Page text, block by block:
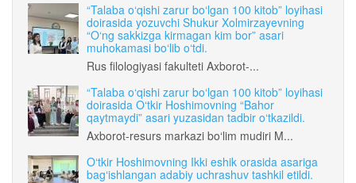
“Talaba o‘qishi zarur bo‘lgan 100 kitob” loyihasi
doirasida yozuvchi Shukur Xolmirzayevning
“O‘ng sakkizga kirmagan kim bor” asari
muhokamasi bo‘lib o‘tdi.
Rus filologiyasi fakulteti Axborot-...
“Talaba o‘qishi zarur bo‘lgan 100 kitob” loyihasi
doirasida O‘tkir Hoshimovning “Bahor
qaytmaydi” asari yuzasidan tadbir o‘tkazildi.
Axborot-resurs markazi bo‘lim mudiri M...
O‘tkir Hoshimovning Ikki eshik orasida asariga
bag‘ishlangan adabiy uchrashuv tashkil etildi.